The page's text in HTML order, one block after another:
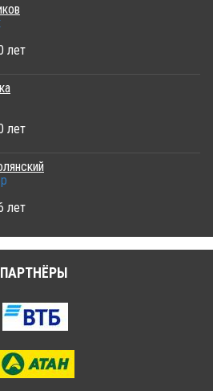
лет
лет
лет
ПАРТНЁРЫ